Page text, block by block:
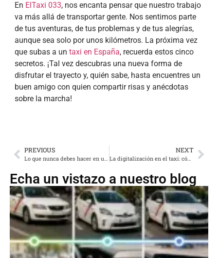
En ElTaxi 033, nos encanta pensar que nuestro trabajo
va más allá de transportar gente. Nos sentimos parte
de tus aventuras, de tus problemas y de tus alegrías,
aunque sea solo por unos kilómetros. La próxima vez
que subas a un taxi en España, recuerda estos cinco
secretos. ¡Tal vez descubras una nueva forma de
disfrutar el trayecto y, quién sabe, hasta encuentres un
buen amigo con quien compartir risas y anécdotas
sobre la marcha!
PREVIOUS
Lo que nunca debes hacer en un taxi: errores comunes que arruinan la experiencia
NEXT
La digitalización en el taxi: cómo las apps han mejorado la experiencia del usuario
Echa un vistazo a nuestro blog